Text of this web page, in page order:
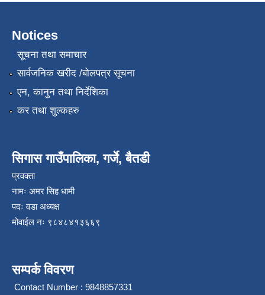
Notices
सूचना तथा समाचार
सार्वजनिक खरीद /बोलपत्र सूचना
एन, कानुन तथा निर्देशिका
कर तथा शुल्कहरु
सिगास गाउँपालिका, गर्जे, बैतडी
प्रवक्ता
नामः अमर सिह धामी
पदः वडा अध्यक्ष
मोवाईल न‌ः ९८४८४१३६६९
सम्पर्क विवरण
Contact Number : 9848857331